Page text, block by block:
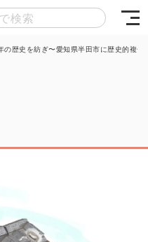
の歴史を紡ぎ〜愛知県半田市に歴史的複合